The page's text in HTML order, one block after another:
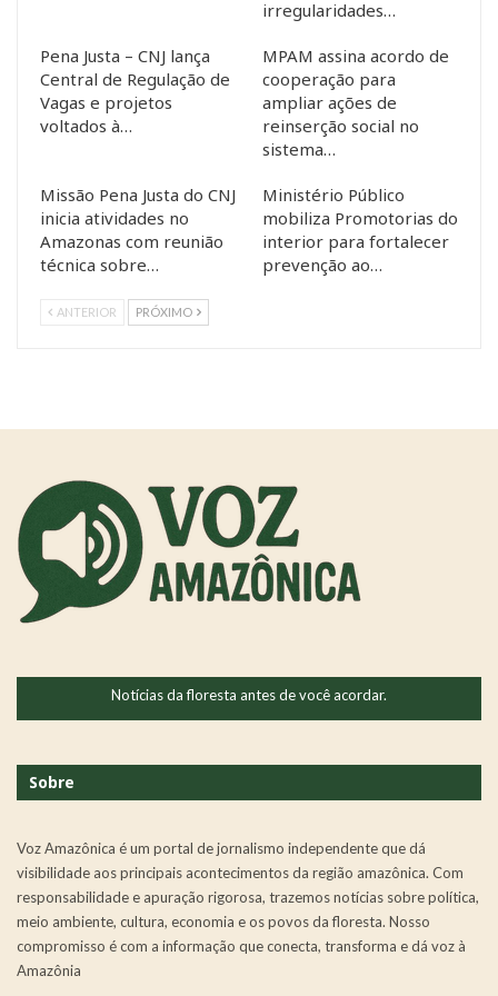
irregularidades…
Pena Justa – CNJ lança
Central de Regulação de
Vagas e projetos
voltados à…
MPAM assina acordo de
cooperação para
ampliar ações de
reinserção social no
sistema…
Missão Pena Justa do CNJ
inicia atividades no
Amazonas com reunião
técnica sobre…
Ministério Público
mobiliza Promotorias do
interior para fortalecer
prevenção ao…
ANTERIOR PRÓXIMO
Notícias da floresta antes de você acordar.
Sobre
Voz Amazônica é um portal de jornalismo independente que dá
visibilidade aos principais acontecimentos da região amazônica. Com
responsabilidade e apuração rigorosa, trazemos notícias sobre política,
meio ambiente, cultura, economia e os povos da floresta. Nosso
compromisso é com a informação que conecta, transforma e dá voz à
Amazônia